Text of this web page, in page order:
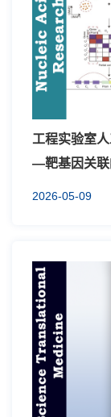
工程实验室
—靶基因关联
2026-05-09